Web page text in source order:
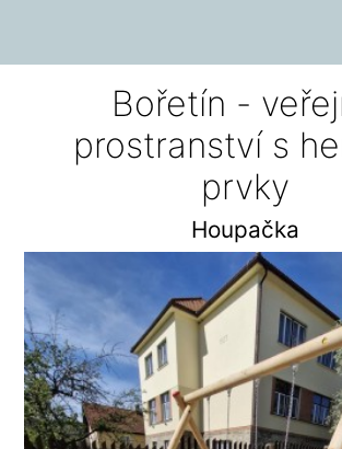
Bořetín -
prostranství s
prvky
Houpačka